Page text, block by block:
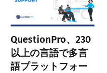
QuestionPro、230
以上の言語で多言
語プラットフォー